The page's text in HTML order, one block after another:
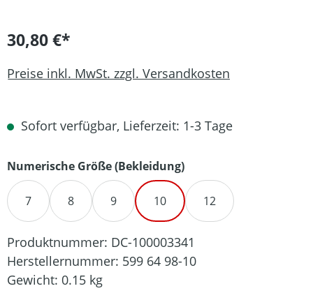
30,80 €*
Preise inkl. MwSt. zzgl. Versandkosten
Sofort verfügbar, Lieferzeit: 1-3 Tage
Numerische Größe (Bekleidung)auswählen
7 8 9 10 12
Produktnummer: DC-100003341
Herstellernummer: 599 64 98-10
Gewicht: 0.15 kg